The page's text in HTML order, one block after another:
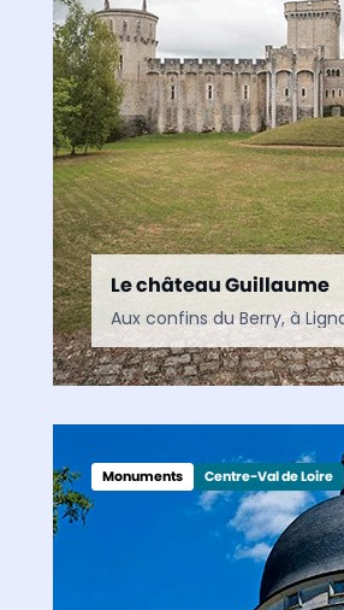
Le château Guillaume
Monuments Centre-Val de Loire